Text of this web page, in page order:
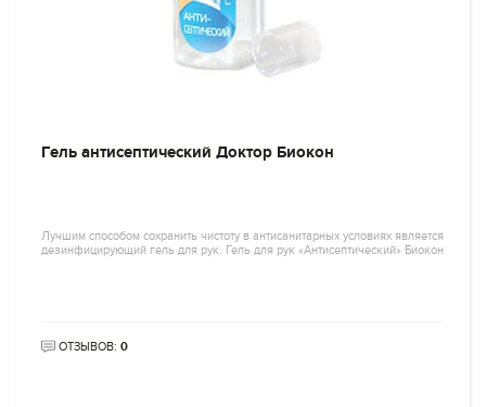
Гель антисептический Доктор Биокон
Лучшим способом сохранить чистоту в антисанитарных условиях является
дезинфицирующий гель для рук. Гель для рук «Антисептический» Биокон
ОТЗЫВОВ: 0